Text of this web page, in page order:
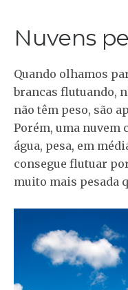
Nuvens
Quando olhamos
brancas flutuando,
não têm peso, são
Porém, uma nuvem
água, pesa, em
consegue flutuar
muito mais pesada